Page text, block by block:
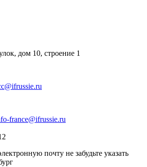
дом 10, строение 1
france@ifrussie.ru
почту не забудьте указать